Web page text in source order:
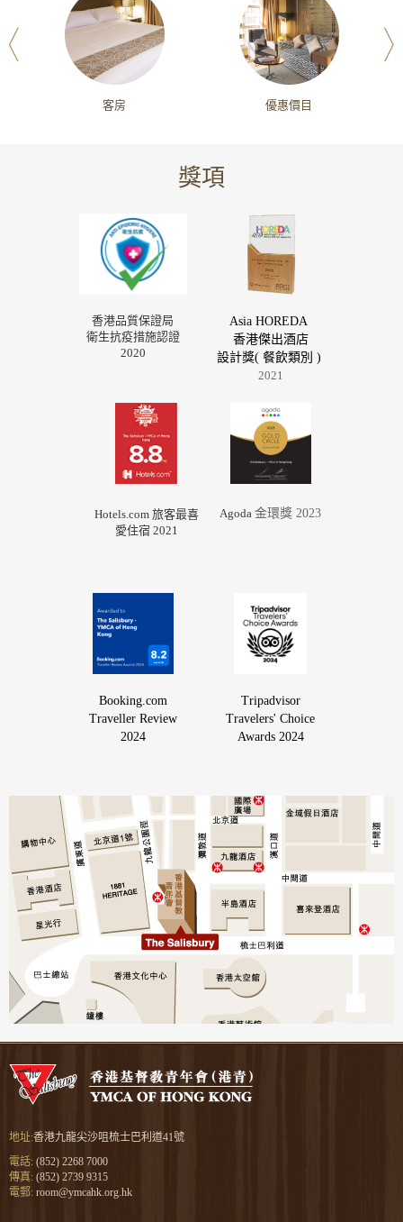
客房 優惠價目
獎項
香港品質保證局
衛生抗疫措施認證
2020
Asia HOREDA
香港傑出酒店
設計獎( 餐飲類別 )
2021
Hotels.com 旅客最喜
愛住宿 2021
Agoda 金環獎 2023
Booking.com
Traveller Review
2024
Tripadvisor
Travelers' Choice
Awards 2024
地址:香港九龍尖沙咀梳士巴利道41號
電話: (852) 2268 7000
傳真: (852) 2739 9315
電郵: room@ymcahk.org.hk